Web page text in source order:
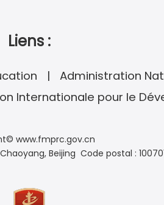
Liens :
Administration
Internationale pour le
www.fmprc.gov.cn
Beijing Code postal :